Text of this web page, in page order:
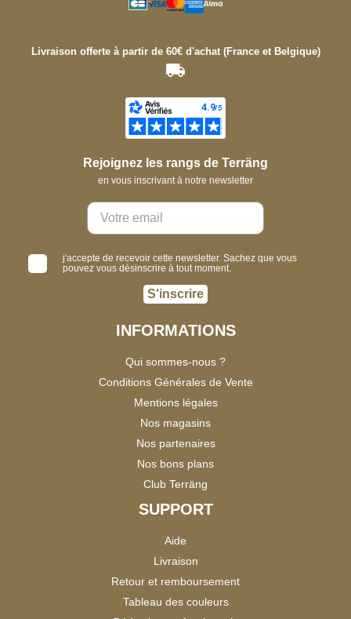
Livraison offerte à partir de 60€ d'achat (France et Belgique)
Rejoignez les rangs de Terräng
en vous inscrivant à notre newsletter
j'accepte de recevoir cette newsletter. Sachez que vous
pouvez vous désinscrire à tout moment.
S'inscrire
INFORMATIONS
Qui sommes-nous ?
Conditions Générales de Vente
Mentions légales
Nos magasins
Nos partenaires
Nos bons plans
Club Terräng
SUPPORT
Aide
Livraison
Retour et remboursement
Tableau des couleurs